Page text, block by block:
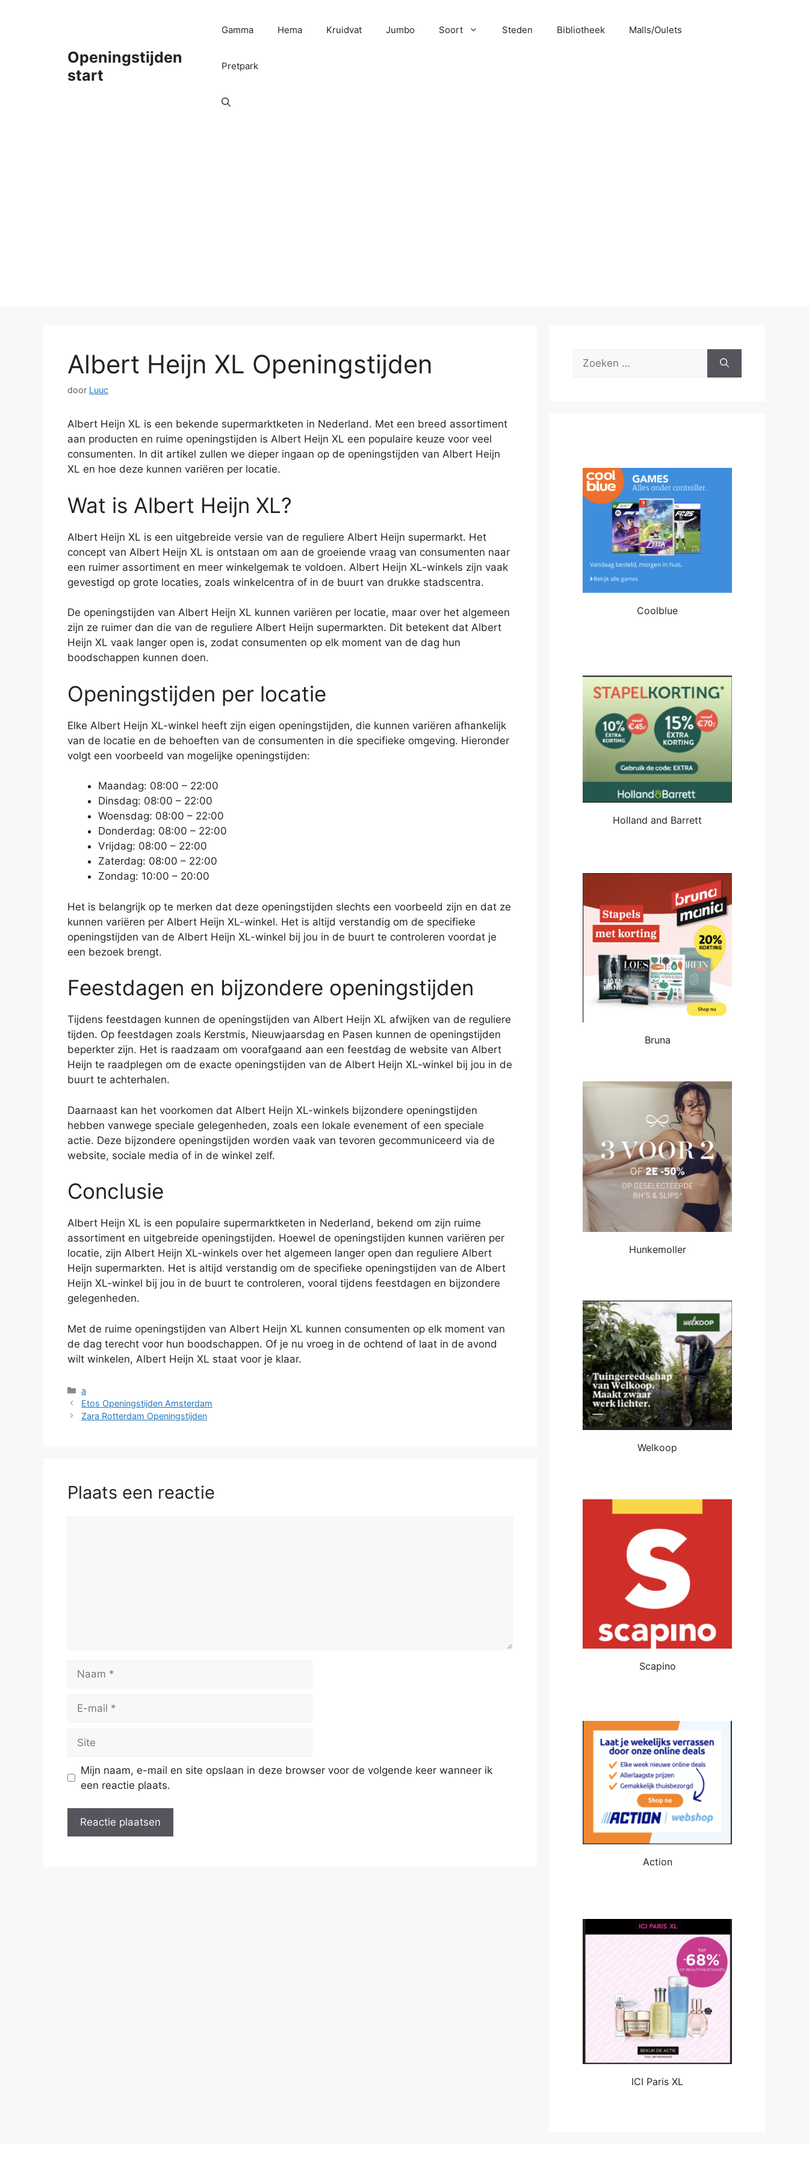
Openingstijden
start
Gamma Hema Kruidvat Jumbo Soort Steden Bibliotheek Malls/Oulets
Pretpark
Albert Heijn XL Openingstijden
door Luuc
Albert Heijn XL is een bekende supermarktketen in Nederland. Met een breed assortiment
aan producten en ruime openingstijden is Albert Heijn XL een populaire keuze voor veel
consumenten. In dit artikel zullen we dieper ingaan op de openingstijden van Albert Heijn
XL en hoe deze kunnen variëren per locatie.
Wat is Albert Heijn XL?
Albert Heijn XL is een uitgebreide versie van de reguliere Albert Heijn supermarkt. Het
concept van Albert Heijn XL is ontstaan om aan de groeiende vraag van consumenten naar
een ruimer assortiment en meer winkelgemak te voldoen. Albert Heijn XL-winkels zijn vaak
gevestigd op grote locaties, zoals winkelcentra of in de buurt van drukke stadscentra.
De openingstijden van Albert Heijn XL kunnen variëren per locatie, maar over het algemeen
zijn ze ruimer dan die van de reguliere Albert Heijn supermarkten. Dit betekent dat Albert
Heijn XL vaak langer open is, zodat consumenten op elk moment van de dag hun
boodschappen kunnen doen.
Openingstijden per locatie
Elke Albert Heijn XL-winkel heeft zijn eigen openingstijden, die kunnen variëren afhankelijk
van de locatie en de behoeften van de consumenten in die specifieke omgeving. Hieronder
volgt een voorbeeld van mogelijke openingstijden:
Maandag: 08:00 – 22:00
Dinsdag: 08:00 – 22:00
Woensdag: 08:00 – 22:00
Donderdag: 08:00 – 22:00
Vrijdag: 08:00 – 22:00
Zaterdag: 08:00 – 22:00
Zondag: 10:00 – 20:00
Het is belangrijk op te merken dat deze openingstijden slechts een voorbeeld zijn en dat ze
kunnen variëren per Albert Heijn XL-winkel. Het is altijd verstandig om de specifieke
openingstijden van de Albert Heijn XL-winkel bij jou in de buurt te controleren voordat je
een bezoek brengt.
Feestdagen en bijzondere openingstijden
Tijdens feestdagen kunnen de openingstijden van Albert Heijn XL afwijken van de reguliere
tijden. Op feestdagen zoals Kerstmis, Nieuwjaarsdag en Pasen kunnen de openingstijden
beperkter zijn. Het is raadzaam om voorafgaand aan een feestdag de website van Albert
Heijn te raadplegen om de exacte openingstijden van de Albert Heijn XL-winkel bij jou in de
buurt te achterhalen.
Daarnaast kan het voorkomen dat Albert Heijn XL-winkels bijzondere openingstijden
hebben vanwege speciale gelegenheden, zoals een lokale evenement of een speciale
actie. Deze bijzondere openingstijden worden vaak van tevoren gecommuniceerd via de
website, sociale media of in de winkel zelf.
Conclusie
Albert Heijn XL is een populaire supermarktketen in Nederland, bekend om zijn ruime
assortiment en uitgebreide openingstijden. Hoewel de openingstijden kunnen variëren per
locatie, zijn Albert Heijn XL-winkels over het algemeen langer open dan reguliere Albert
Heijn supermarkten. Het is altijd verstandig om de specifieke openingstijden van de Albert
Heijn XL-winkel bij jou in de buurt te controleren, vooral tijdens feestdagen en bijzondere
gelegenheden.
Met de ruime openingstijden van Albert Heijn XL kunnen consumenten op elk moment van
de dag terecht voor hun boodschappen. Of je nu vroeg in de ochtend of laat in de avond
wilt winkelen, Albert Heijn XL staat voor je klaar.
Categorieën
a
Etos Openingstijden Amsterdam
Zara Rotterdam Openingstijden
Plaats een reactie
mail
Mijn naam, e-mail en site opslaan in deze browser voor de volgende keer wanneer ik
een reactie plaats.
Zoek
Coolblue
Holland and Barrett
Bruna
Hunkemoller
Welkoop
Scapino
Action
ICI Paris XL